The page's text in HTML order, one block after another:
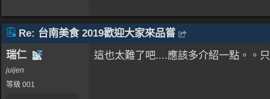
Re: 台南美食 2019歡迎大家來品嘗
瑞仁
juijen
等級 001
這也太難了吧....應該多介紹一點。。